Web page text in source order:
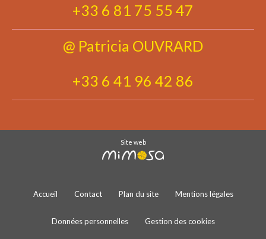
+33 6 81 75 55 47
@ Patricia OUVRARD
+33 6 41 96 42 86
Site web
Accueil Contact Plan du site Mentions légales
Données personnelles Gestion des cookies